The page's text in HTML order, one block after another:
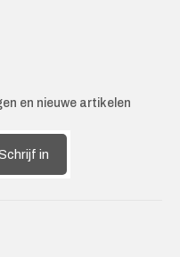
en nieuwe artikelen
in